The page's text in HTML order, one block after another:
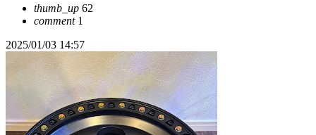
thumb_up 62
comment1
2025/01/03 14:57